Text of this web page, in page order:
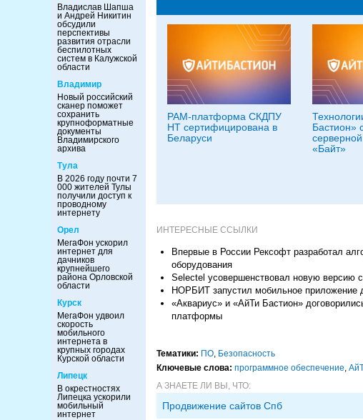
Владислав Шапша
и Андрей Никитин
обсудили
перспективы
развития отрасли
беспилотных
систем в Калужской
области
Владимир
Новый российский
сканер поможет
сохранить
крупноформатные
документы
Владимирского
архива
Тула
В 2026 году почти 7
000 жителей Тулы
получили доступ к
проводному
интернету
Орел
МегаФон ускорил
интернет для
дачников
крупнейшего
района Орловской
области
Курск
МегаФон удвоил
скорость
мобильного
интернета в
крупных городах
Курской области
Липецк
В окрестностях
Липецка ускорили
мобильный
интернет
PAM-платформа СКДПУ
НТ сертифицирована в
Беларуси
Бастион»
«Байт»
ИНТЕРЕСНЫЕ ССЫЛКИ
Впервые в России Рексофт разработал
оборудования
Selectel усовершенствовал новую версию
НОРБИТ запустил мобильное приложение
«Аквариус» и «АйТи Бастион»
платформы
Тематики: ПО, Безопасность
Ключевые слова: программное обеспечение,
А ЗНАЕТЕ ЛИ ВЫ, ЧТО:
Продвижение сайтов Спб